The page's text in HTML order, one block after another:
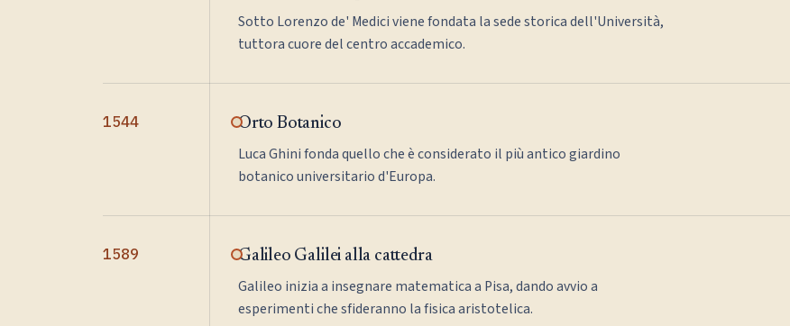
Sotto Lorenzo de' Medici viene fondata la sede storica dell'Università,
tuttora cuore del centro accademico.
1544 Orto Botanico
Luca Ghini fonda quello che è considerato il più antico giardino
botanico universitario d'Europa.
1589 Galileo Galilei alla cattedra
Galileo inizia a insegnare matematica a Pisa, dando avvio a
esperimenti che sfideranno la fisica aristotelica.